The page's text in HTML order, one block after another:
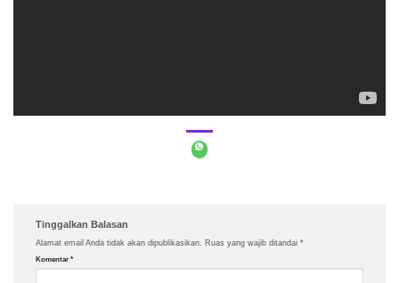
Tinggalkan Balasan
Alamat email Anda tidak akan dipublikasikan. Ruas yang wajib ditandai *
Komentar *